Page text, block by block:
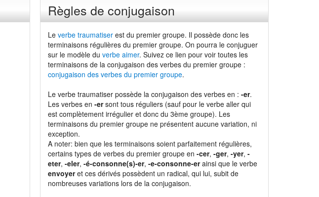
Règles de conjugaison
Le verbe traumatiserest du premier groupe. Il possède donc les
terminaisons régulières du premier groupe. On pourra le conjuguer
sur le modèle du verbe aimer. Suivez ce lien pour voir toutes les
terminaisons de la conjugaison des verbes du premier groupe :
conjugaison des verbes du premier groupe.
Le verbe traumatiser possède la conjugaison des verbes en : -er.
Les verbes en -ersont tous réguliers (sauf pour le verbe aller qui
est complètement irrégulier et donc du 3ème groupe). Les
terminaisons du premier groupe ne présentent aucune variation, ni
exception.
A noter: bien que les terminaisons soient parfaitement régulières,
certains types de verbes du premier groupe en -cer, -ger, -yer, -
eter, -eler, -é-consonne(s)-er, -e-consonne-erainsi que le verbe
envoyeret ces dérivés possèdent un radical, qui lui, subit de
nombreuses variations lors de la conjugaison.